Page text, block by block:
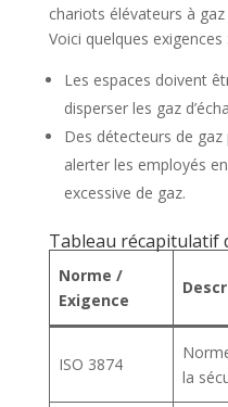
chariots élévateurs à
Voici quelques exigences :
Les espaces doivent
disperser les gaz
Des détecteurs de
alerter les employés
excessive de gaz.
Tableau récapitulatif
Norme /
Exigence
ISO 3874
la